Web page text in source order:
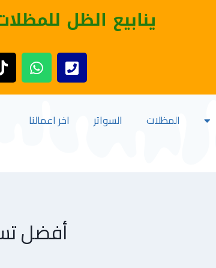
ينابيع الظل
المظلات السواتر اخر اعمالنا
أفضل